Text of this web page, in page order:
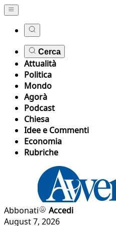
Cerca
Attualità
Politica
Mondo
Agorà
Podcast
Chiesa
Idee e Commenti
Economia
Rubriche
Abbonati
Accedi
August 7, 2026